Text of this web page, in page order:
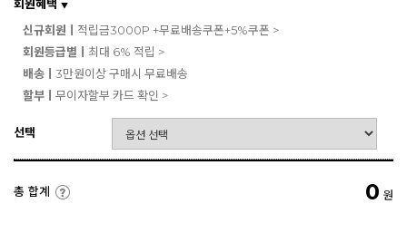
회원혜택 ▼
신규회원ㅣ 적립금3000P +무료배송쿠폰+5%쿠폰 >
회원등급별ㅣ 최대 6% 적립 >
배송ㅣ 3만원이상 구매시 무료배송
할부ㅣ 무이자할부 카드 확인 >
선택
총 합계 0 원